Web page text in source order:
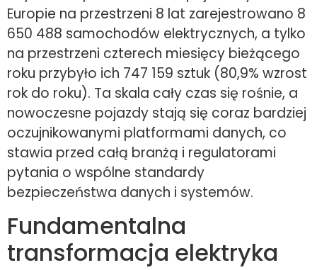
Europie na przestrzeni 8 lat zarejestrowano 8
650 488 samochodów elektrycznych, a tylko
na przestrzeni czterech miesięcy bieżącego
roku przybyło ich 747 159 sztuk (80,9% wzrost
rok do roku). Ta skala cały czas się rośnie, a
nowoczesne pojazdy stają się coraz bardziej
oczujnikowanymi platformami danych, co
stawia przed całą branżą i regulatorami
pytania o wspólne standardy
bezpieczeństwa danych i systemów.
Fundamentalna
transformacja elektryka